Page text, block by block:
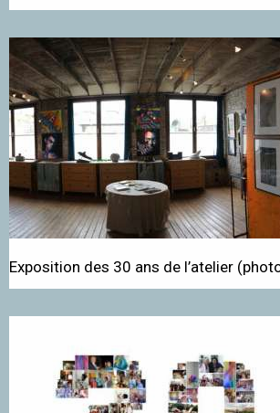
Exposition des 30 ans de l’atelier